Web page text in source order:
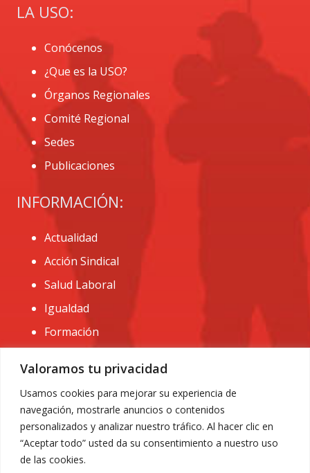
Valoramos tu privacidad
Usamos cookies para mejorar su experiencia de
navegación, mostrarle anuncios o contenidos
personalizados y analizar nuestro tráfico. Al hacer clic en
“Aceptar todo” usted da su consentimiento a nuestro uso
de las cookies.
LA USO:
Conócenos
¿Que es la USO?
Órganos Regionales
Comité Regional
Sedes
Publicaciones
INFORMACIÓN:
Actualidad
Acción Sindical
Salud Laboral
Igualdad
Formación
CONTACTO:
administracion@usomurcia.org
968 25 01 20
C/ Huerto de las bombas nº6. 30009 Murcia